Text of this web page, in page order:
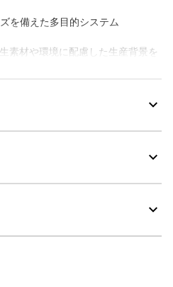
を備えた多目的システム
生素材や環境に配慮した生産背景を
対応アウターと組み合わせが可能で
アウターウェアと、保温力に優れ
ミッドレイヤーは同じジェンダ
さい。
イテム